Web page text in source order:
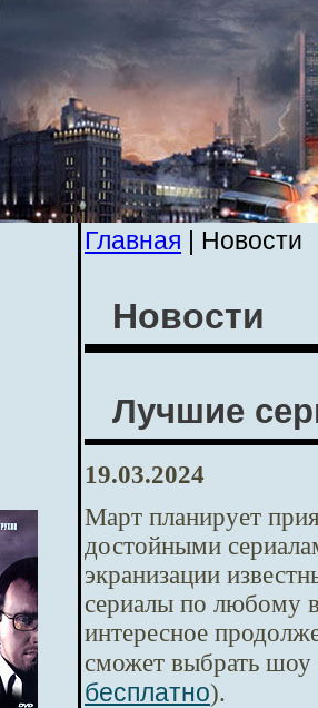
Главная | Новости
Новости
Лучшие
19.03.2024
Март планирует
достойными
экранизации
сериалы по любому
интересное
сможет выбрать
бесплатно).